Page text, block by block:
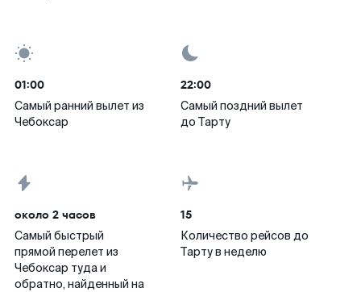
01:00
Самый ранний вылет из
Чебоксар
22:00
Самый поздний вылет
до Тарту
около 2 часов
Самый быстрый
прямой перелет из
Чебоксар туда и
обратно, найденный на
15
Количество рейсов до
Тарту в неделю